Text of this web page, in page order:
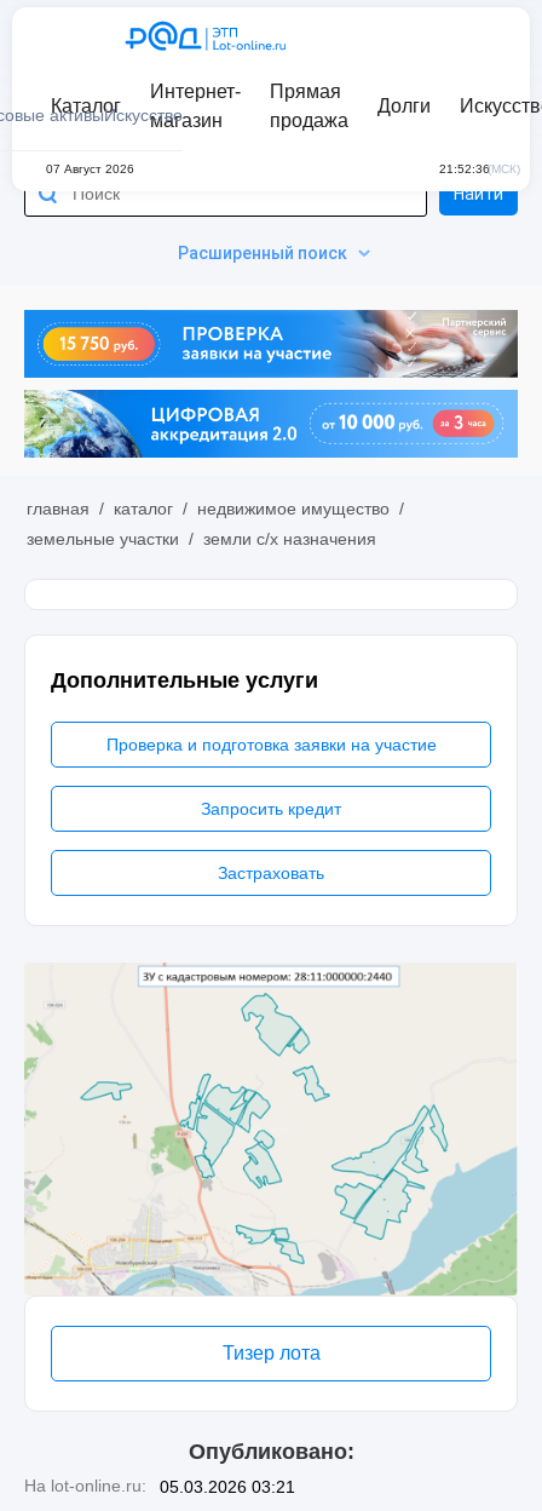
активыИскусство
Каталог
Интернет-
магазин
Прямая
продажа
Долги
07 Август 2026 21:52:36(МСК)
Расширенный поиск
Найти
главная / каталог / недвижимое имущество /
земельные участки / земли с/х назначения
Дополнительные услуги
Проверка и подготовка заявки на участие
Запросить кредит
Застраховать
Тизер лота
Опубликовано:
На lot-online.ru: 05.03.2026 03:21